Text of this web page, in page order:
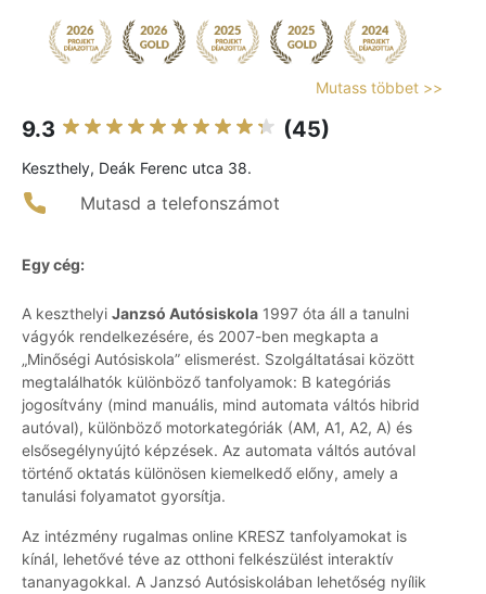
Mutass többet >>
9.3 (45)
Keszthely, Deák Ferenc utca 38.
Mutasd a telefonszámot
Egy cég:
A keszthelyi Janzsó Autósiskola 1997 óta áll a tanulni
vágyók rendelkezésére, és 2007-ben megkapta a
„Minőségi Autósiskola” elismerést. Szolgáltatásai között
megtalálhatók különböző tanfolyamok: B kategóriás
jogosítvány (mind manuális, mind automata váltós hibrid
autóval), különböző motorkategóriák (AM, A1, A2, A) és
elsősegélynyújtó képzések. Az automata váltós autóval
történő oktatás különösen kiemelkedő előny, amely a
tanulási folyamatot gyorsítja.
Az intézmény rugalmas online KRESZ tanfolyamokat is
kínál, lehetővé téve az otthoni felkészülést interaktív
tananyagokkal. A Janzsó Autósiskolában lehetőség nyílik